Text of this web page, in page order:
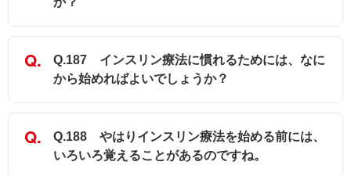
Q.187 インスリン療法に慣れるためには、なに
から始めればよいでしょうか？
Q.188 やはりインスリン療法を始める前には、
いろいろ覚えることがあるのですね。